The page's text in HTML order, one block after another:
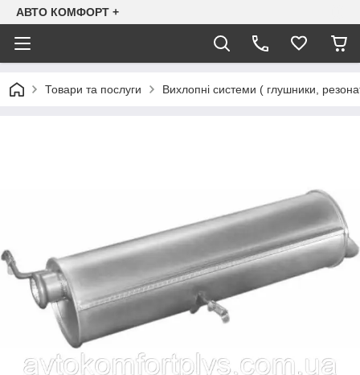
АВТО КОМФОРТ +
Товари та послуги Вихлопні системи ( глушники,